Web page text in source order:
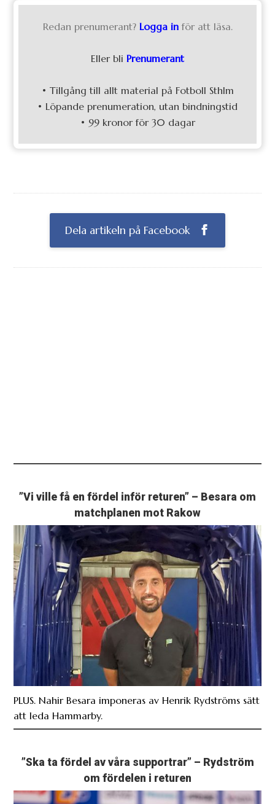
Redan prenumerant? Logga in för att läsa.
Eller bli Prenumerant
• Tillgång till allt material på Fotboll Sthlm
• Löpande prenumeration, utan bindningstid
• 99 kronor för 30 dagar
Dela artikeln på Facebook
”Vi ville få en fördel inför returen” – Besara om
matchplanen mot Rakow
PLUS. Nahir Besara imponeras av Henrik Rydströms sätt
att leda Hammarby.
”Ska ta fördel av våra supportrar” – Rydström
om fördelen i returen